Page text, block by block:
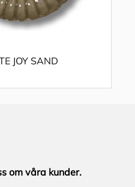
JOY SAND
om våra kunder.